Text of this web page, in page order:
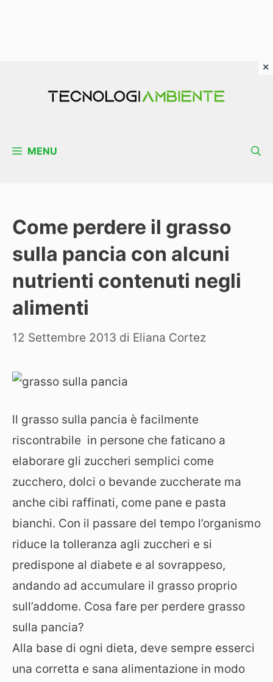
MENU
Come perdere il grasso
sulla pancia con alcuni
nutrienti contenuti negli
alimenti
12 Settembre 2013 di Eliana Cortez
ll grasso sulla pancia è facilmente
riscontrabile in persone che faticano a
elaborare gli zuccheri semplici come
zucchero, dolci o bevande zuccherate ma
anche cibi raffinati, come pane e pasta
bianchi. Con il passare del tempo l’organismo
riduce la tolleranza agli zuccheri e si
predispone al diabete e al sovrappeso,
andando ad accumulare il grasso proprio
sull’addome. Cosa fare per perdere grasso
sulla pancia?
Alla base di ogni dieta, deve sempre esserci
una corretta e sana alimentazione in modo